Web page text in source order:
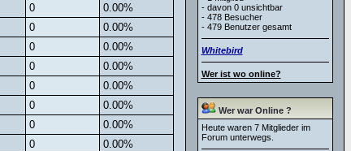
0
0.00%
0
0.00%
0
0.00%
0
0.00%
0
0.00%
0
0.00%
0
0.00%
0 0.00%
- davon 0 unsichtbar
- 478 Besucher
- 479 Benutzer gesamt
Whitebird
Wer ist wo online?
Wer war Online ?
Heute waren 7 Mitglieder im
Forum unterwegs.